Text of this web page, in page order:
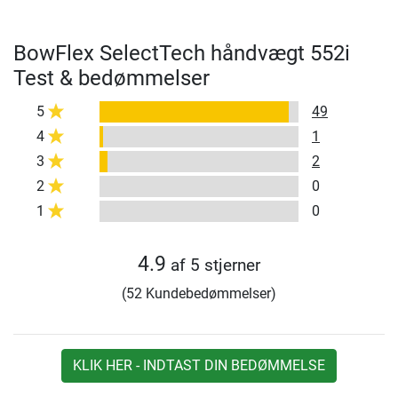
BowFlex SelectTech håndvægt 552i
Test & bedømmelser
5
49
4
1
3
2
2
0
1
0
4.9 af 5 stjerner
(52 Kundebedømmelser)
KLIK HER - INDTAST DIN BEDØMMELSE